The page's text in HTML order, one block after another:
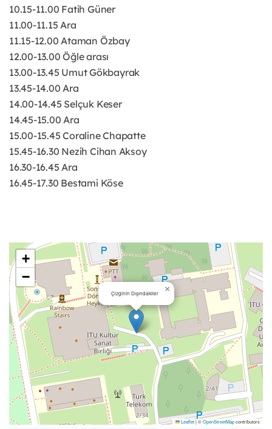
10.15-11.00 Fatih Güner
11.00-11.15 Ara
11.15-12.00 Ataman Özbay
12.00-13.00 Öğle arası
13.00-13.45 Umut Gökbayrak
13.45-14.00 Ara
14.00-14.45 Selçuk Keser
14.45-15.00 Ara
15.00-15.45 Coraline Chapatte
15.45-16.30 Nezih Cihan Aksoy
16.30-16.45 Ara
16.45-17.30 Bestami Köse
Çizginin Dışındakiler ×
+
−
Leaflet|©OpenStreetMapcontributors